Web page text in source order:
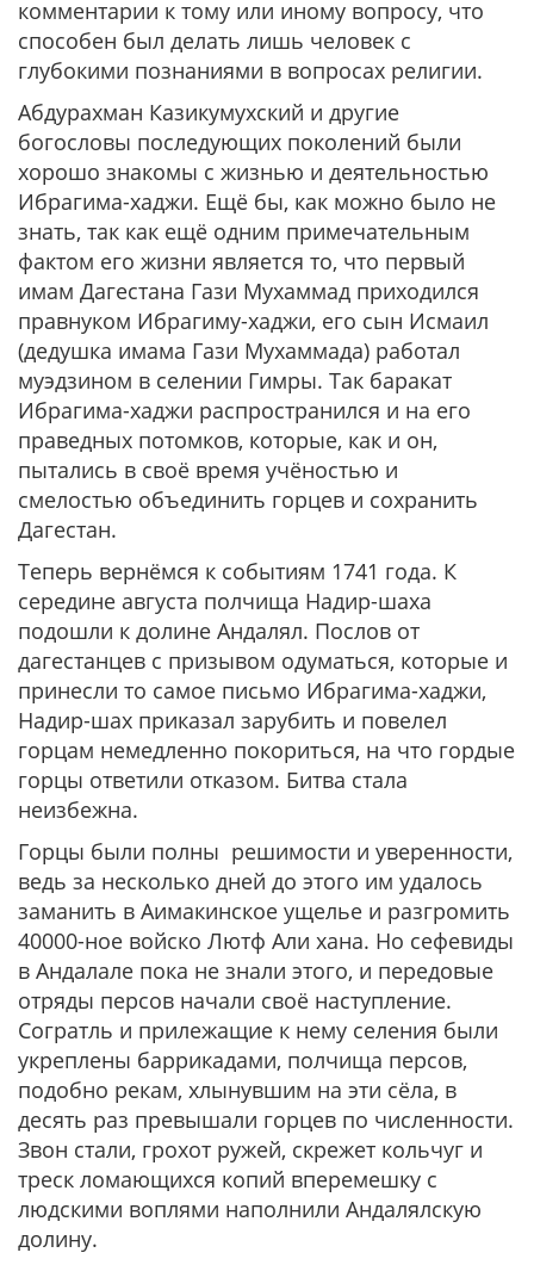
комментарии к тому или иному вопросу, что
способен был делать лишь человек с
глубокими познаниями в вопросах религии.
Абдурахман Казикумухский и другие
богословы последующих поколений были
хорошо знакомы с жизнью и деятельностью
Ибрагима-хаджи. Ещё бы, как можно было не
знать, так как ещё одним примечательным
фактом его жизни является то, что первый
имам Дагестана Гази Мухаммад приходился
правнуком Ибрагиму-хаджи, его сын Исмаил
(дедушка имама Гази Мухаммада) работал
муэдзином в селении Гимры. Так баракат
Ибрагима-хаджи распространился и на его
праведных потомков, которые, как и он,
пытались в своё время учёностью и
смелостью объединить горцев и сохранить
Дагестан.
Теперь вернёмся к событиям 1741 года. К
середине августа полчища Надир-шаха
подошли к долине Андалял. Послов от
дагестанцев с призывом одуматься, которые и
принесли то самое письмо Ибрагима-хаджи,
Надир-шах приказал зарубить и повелел
горцам немедленно покориться, на что гордые
горцы ответили отказом. Битва стала
неизбежна.
Горцы были полны решимости и уверенности,
ведь за несколько дней до этого им удалось
заманить в Аимакинское ущелье и разгромить
40000-ное войско Лютф Али хана. Но сефевиды
в Андалале пока не знали этого, и передовые
отряды персов начали своё наступление.
Согратль и прилежащие к нему селения были
укреплены баррикадами, полчища персов,
подобно рекам, хлынувшим на эти сёла, в
десять раз превышали горцев по численности.
Звон стали, грохот ружей, скрежет кольчуг и
треск ломающихся копий вперемешку с
людскими воплями наполнили Андалялскую
долину.